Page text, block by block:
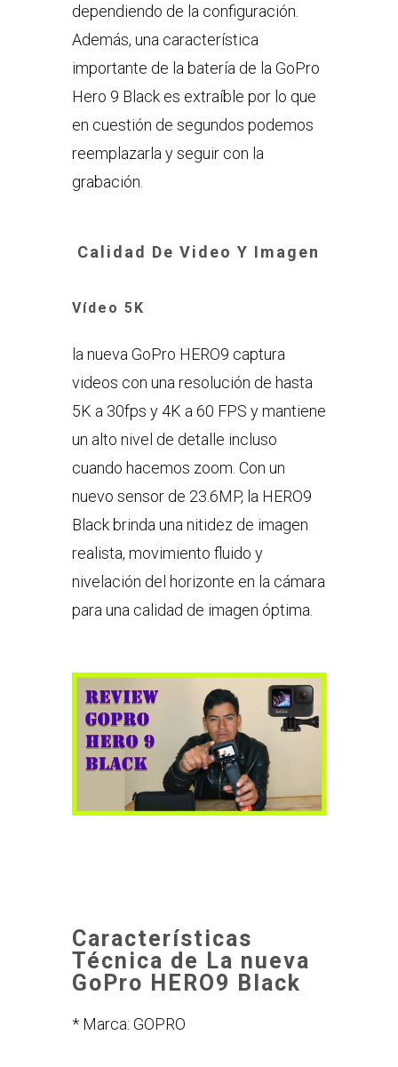
dependiendo de la configuración.
Además, una característica
importante de la batería de la GoPro
Hero 9 Black es extraíble por lo que
en cuestión de segundos podemos
reemplazarla y seguir con la
grabación.
Calidad De Video Y Imagen
Vídeo 5K
la nueva GoPro HERO9 captura
videos con una resolución de hasta
5K a 30fps y 4K a 60 FPS y mantiene
un alto nivel de detalle incluso
cuando hacemos zoom. Con un
nuevo sensor de 23.6MP, la HERO9
Black brinda una nitidez de imagen
realista, movimiento fluido y
nivelación del horizonte en la cámara
para una calidad de imagen óptima.
Características
Técnica de La nueva
GoPro HERO9 Black
* Marca: GOPRO